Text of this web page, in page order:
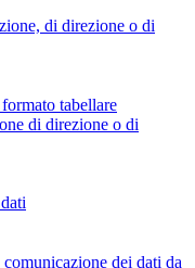
di direzione o di
tabellare
di direzione o di
dei dati da